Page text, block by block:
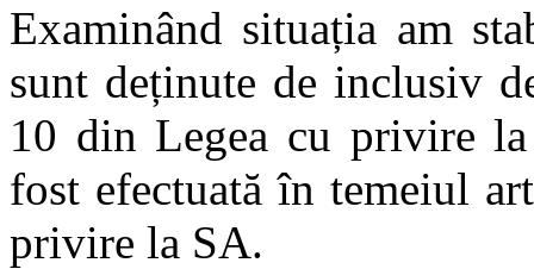
Examinând situația am
sunt deținute de inclusiv
10 din Legea cu privire
fost efectuată în temeiul
privire la SA.